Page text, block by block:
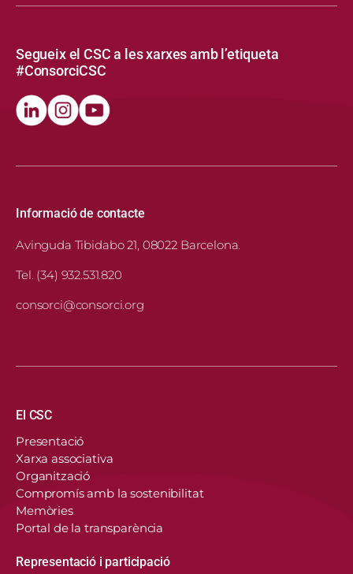
Segueix el CSC a les xarxes amb l’etiqueta
#ConsorciCSC
Informació de contacte
Avinguda Tibidabo 21, 08022 Barcelona.
Tel. (34) 932.531.820
consorci@consorci.org
Navegació principal
El CSC
Presentació
Xarxa associativa
Organització
Compromís amb la sostenibilitat
Memòries
Portal de la transparència
Representació i participació